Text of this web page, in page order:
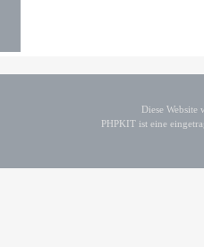
Diese
PHPKIT ist eine